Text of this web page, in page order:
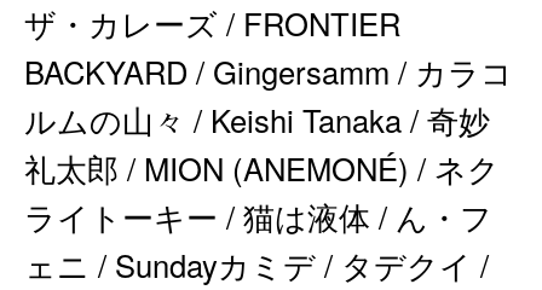
ザ・カレーズ / FRONTIER
BACKYARD / Gingersamm / カラコ
ルムの山々 / Keishi Tanaka / 奇妙
礼太郎 / MION (ANEMONÉ) / ネク
ライトーキー / 猫は液体 / ん・フ
ェニ / Sundayカミデ / タデクイ /